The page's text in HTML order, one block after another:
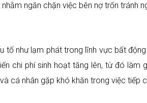
ngăn chặn việc bên nợ trốn tránh
tố như lạm phát trong lĩnh vực bất
chi phí sinh hoạt tăng lên, từ đó làm
cá nhân gặp khó khăn trong việc tiếp